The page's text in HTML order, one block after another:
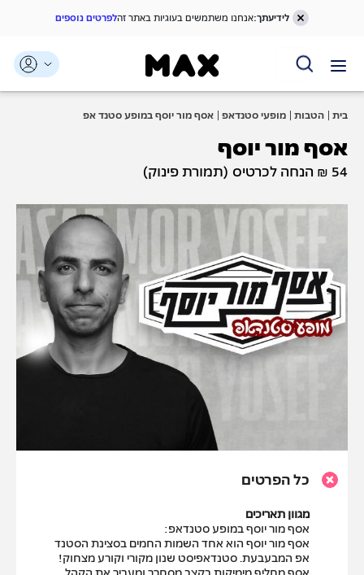
דלג אל תפריט ניווט
דלג אל תוכן ראשי
דלג אל תחתית העמוד
לידיעתך:אנחנו משתמשים בעוגיות באתר זהלפרטים נוספים
בית הטבות מופעי סטנדאפ אסף מור יוסף במופע סטנד אפ
אסף מור יוסף
54 ₪ הנחה לכרטיס (תמורת פינוק)
כל הפרטים
מגוון תאריכים
אסף מור יוסף במופע סטנדאפ:
אסף מור יוסף הוא אחד השמות החמים בסצינת הסטנד
אפ המבעבעת. סטנדאפיסט שנון מקורי וקורע מצחוק!
אסף מחליף מימיקות בקצב מסחרר ומעביר את הקהל